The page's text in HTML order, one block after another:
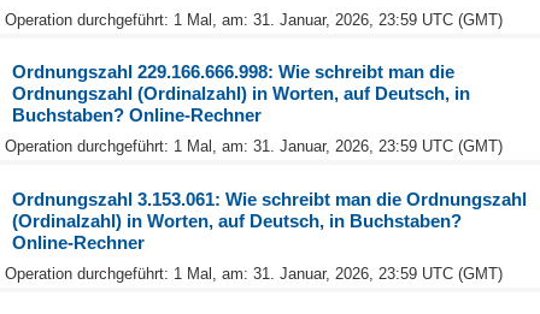
Operation durchgeführt: 1 Mal, am: 31. Januar, 2026, 23:59 UTC (GMT)
Ordnungszahl 229.166.666.998: Wie schreibt man die
Ordnungszahl (Ordinalzahl) in Worten, auf Deutsch, in
Buchstaben? Online-Rechner
Operation durchgeführt: 1 Mal, am: 31. Januar, 2026, 23:59 UTC (GMT)
Ordnungszahl 3.153.061: Wie schreibt man die Ordnungszahl
(Ordinalzahl) in Worten, auf Deutsch, in Buchstaben?
Online-Rechner
Operation durchgeführt: 1 Mal, am: 31. Januar, 2026, 23:59 UTC (GMT)